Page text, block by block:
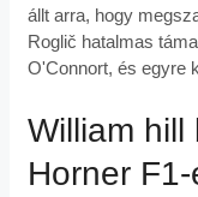
állt arra, hogy
Roglič hatalmas
O'Connort, és egyre
William hill
Horner